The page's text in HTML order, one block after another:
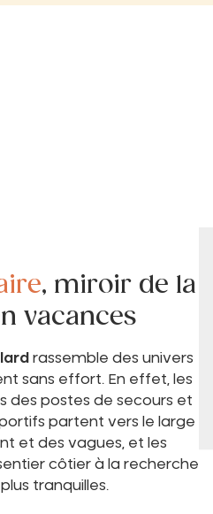
, miroir de la
vacances
rassemble des univers
sans effort. En effet, les
des postes de secours et
partent vers le large
et des vagues, et les
côtier à la recherche
tranquilles.